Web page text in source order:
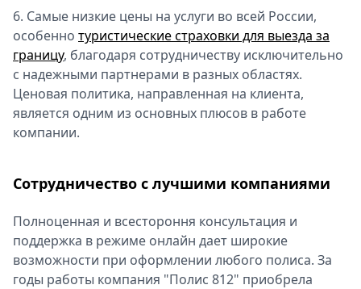
6. Самые низкие цены на услуги во всей России,
особенно туристические страховки для выезда за
границу, благодаря сотрудничеству исключительно
с надежными партнерами в разных областях.
Ценовая политика, направленная на клиента,
является одним из основных плюсов в работе
компании.
Сотрудничество с лучшими компаниями
Полноценная и всестороння консультация и
поддержка в режиме онлайн дает широкие
возможности при оформлении любого полиса. За
годы работы компания "Полис 812" приобрела